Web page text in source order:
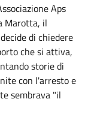
Aps
Marotta, il
di chiedere
che si attiva,
storie di
con l'arresto e
sembrava "il